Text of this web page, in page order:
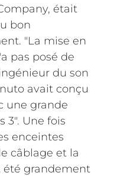
était
bon
"La mise en
pas posé de
du son
avait conçu
une grande
3". Une fois
enceintes
câblage et la
été grandement